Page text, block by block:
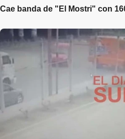
Cae banda de "El Mostri" con